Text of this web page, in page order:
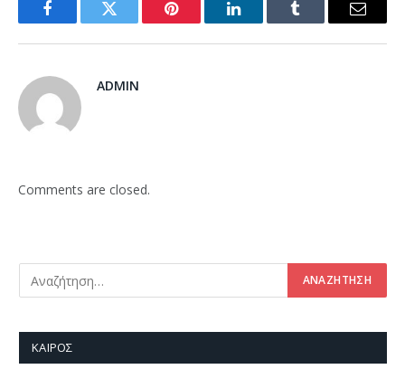
FacebookTwitter Pinterest LinkedInTumblr Email
ADMIN
Comments are closed.
ΚΑΙΡΌΣ